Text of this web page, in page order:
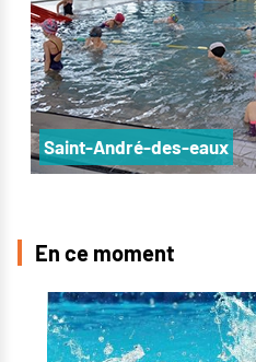
Saint-André-des-eaux
En ce moment